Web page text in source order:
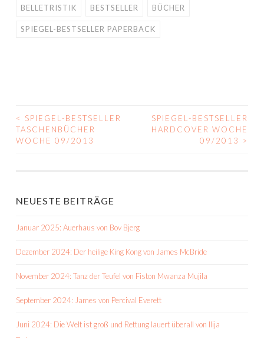
BELLETRISTIK
BESTSELLER BÜCHER
SPIEGEL-BESTSELLER PAPERBACK
BEITRAGS-
NAVIGATION
<
SPIEGEL-BESTSELLER
TASCHENBÜCHER
WOCHE 09/2013
SPIEGEL-BESTSELLER
HARDCOVER WOCHE
09/2013
>
NEUESTE BEITRÄGE
Januar 2025: Auerhaus von Bov Bjerg
Dezember 2024: Der heilige King Kong von James McBride
November 2024: Tanz der Teufel von Fiston Mwanza Mujila
September 2024: James von Percival Everett
Juni 2024: Die Welt ist groß und Rettung lauert überall von Ilija